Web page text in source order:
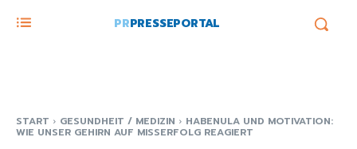
PRPRESSEPORTAL
START GESUNDHEIT / MEDIZIN HABENULA UND MOTIVATION:
WIE UNSER GEHIRN AUF MISSERFOLG REAGIERT